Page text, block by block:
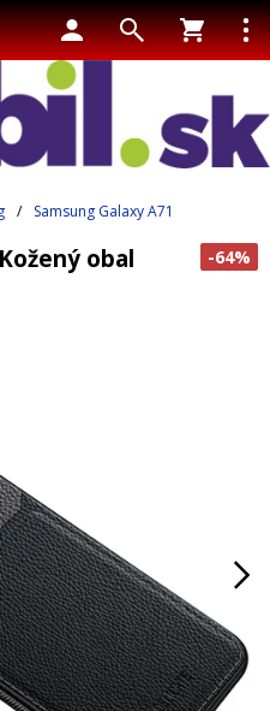
/ Samsung Galaxy A71
-64%
obal